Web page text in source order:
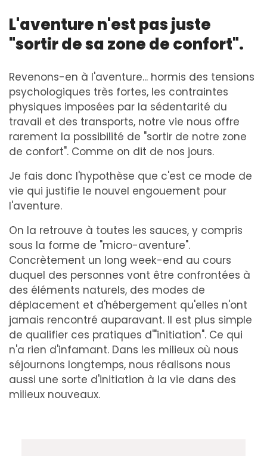
L'aventure n'est pas juste
"sortir de sa zone de confort".
Revenons-en à l'aventure... hormis des tensions
psychologiques très fortes, les contraintes
physiques imposées par la sédentarité du
travail et des transports, notre vie nous offre
rarement la possibilité de "sortir de notre zone
de confort". Comme on dit de nos jours.
Je fais donc l'hypothèse que c'est ce mode de
vie qui justifie le nouvel engouement pour
l'aventure.
On la retrouve à toutes les sauces, y compris
sous la forme de "micro-aventure".
Concrètement un long week-end au cours
duquel des personnes vont être confrontées à
des éléments naturels, des modes de
déplacement et d'hébergement qu'elles n'ont
jamais rencontré auparavant. Il est plus simple
de qualifier ces pratiques d'"initiation". Ce qui
n'a rien d'infamant. Dans les milieux où nous
séjournons longtemps, nous réalisons nous
aussi une sorte d'initiation à la vie dans des
milieux nouveaux.